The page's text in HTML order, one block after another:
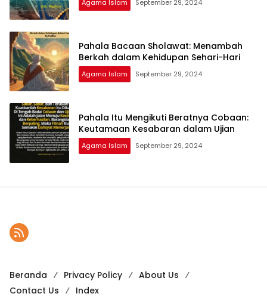
Agama Islam September 29, 2024
Pahala Bacaan Sholawat: Menambah
Berkah dalam Kehidupan Sehari-Hari
Agama Islam September 29, 2024
Pahala Itu Mengikuti Beratnya Cobaan:
Keutamaan Kesabaran dalam Ujian
Agama Islam September 29, 2024
Beranda Privacy Policy
About Us
Contact Us
Index